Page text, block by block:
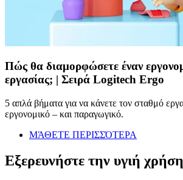
Πώς θα διαμορφώσετε έναν
εργασίας; | Σειρά Logitech Ergo
5 απλά βήματα για να κάνετε τον σταθμό
εργονομικό – και παραγωγικό.
ΜΆΘΕΤΕ ΠΕΡΙΣΣΌΤΕΡΑ
Εξερευνήστε την υγιή